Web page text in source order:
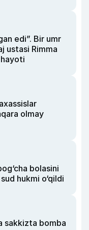
edi”. Bir umr
ustasi Rimma
olmay
bolasini
hukmi o‘qildi
sakkizta bomba